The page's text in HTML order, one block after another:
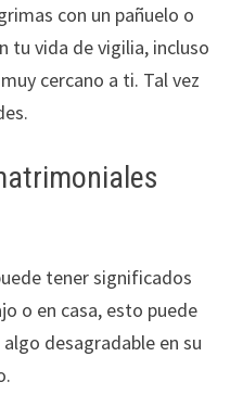
con un pañuelo o
tu vida de vigilia, incluso
cercano a ti. Tal vez
tener significados
o en casa, esto puede
desagradable en su